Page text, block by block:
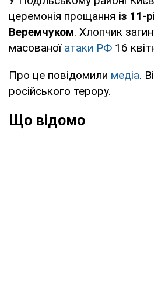
церемонія прощання із
Веремчуком. Хлопчик
масованої атаки РФ 16
Про це повідомили медіа.
російського терору.
Що відомо